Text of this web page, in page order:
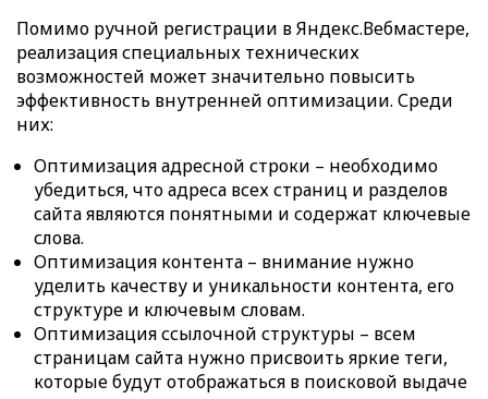
Помимо ручной регистрации в Яндекс.Вебмастере,
реализация специальных технических
возможностей может значительно повысить
эффективность внутренней оптимизации. Среди
них:
Оптимизация адресной строки – необходимо
убедиться, что адреса всех страниц и разделов
сайта являются понятными и содержат ключевые
слова.
Оптимизация контента – внимание нужно
уделить качеству и уникальности контента, его
структуре и ключевым словам.
Оптимизация ссылочной структуры – всем
страницам сайта нужно присвоить яркие теги,
которые будут отображаться в поисковой выдаче